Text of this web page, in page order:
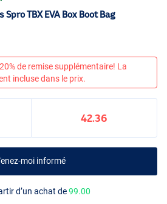
TBX EVA Box Boot Bag
de remise supplémentaire! La
incluse dans le prix.
42.36
moi informé
d’un achat de99.00